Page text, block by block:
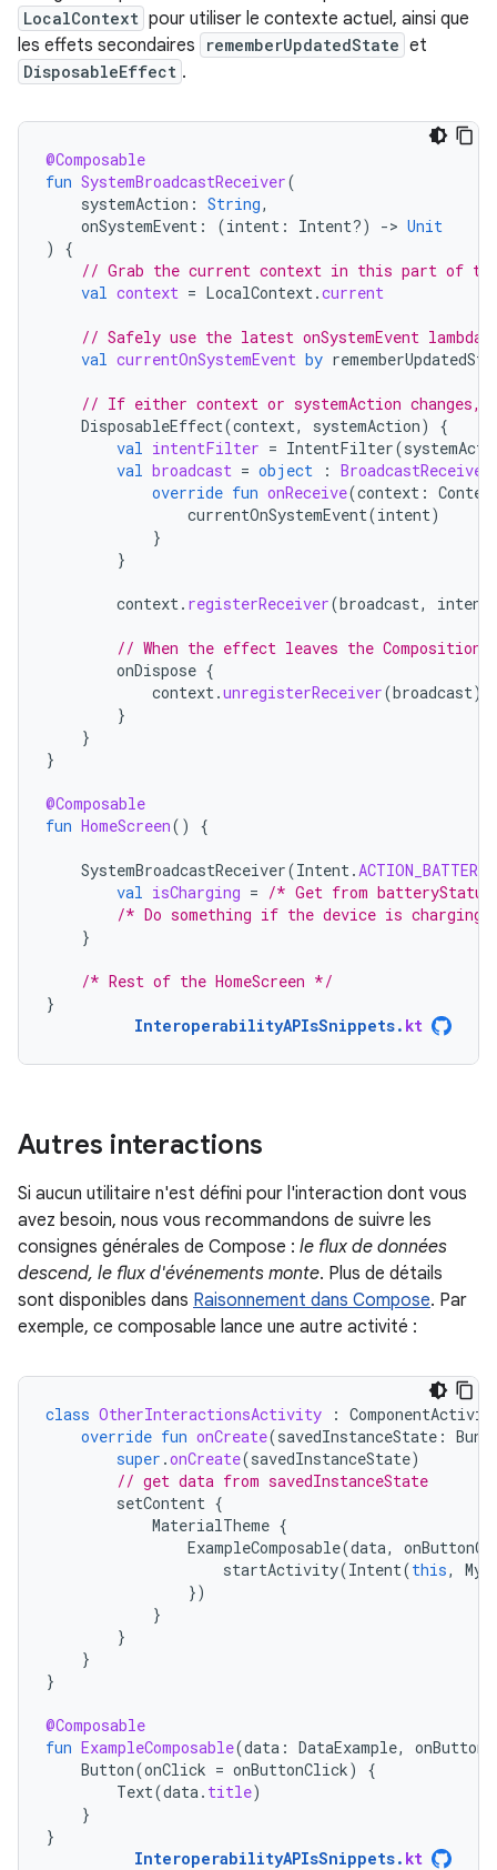
LocalContext pour utiliser le contexte actuel, ainsi que
les effets secondaires
rememberUpdatedState et
DisposableEffect .
@Composable
fun SystemBroadcastReceiver(
systemAction : String,
onSystemEvent : (intent : Intent?) -> Unit
)
{
// Grab the current context in this part of
val context = LocalContext.current
// Safely use the latest onSystemEvent
val currentOnSystemEvent by
// If either context or systemAction changes,
DisposableEffect(context, systemAction)
{
val intentFilter = IntentFilter(
val broadcast = object : BroadcastReceiver
override fun onReceive(context :
currentOnSystemEvent(intent)
}
}
context. registerReceiver(broadcast,
// When the effect leaves the Composition,
onDispose {
context.unregisterReceiver(broadcast)
}
}
}
@Composable
fun HomeScreen() {
SystemBroadcastReceiver(Intent.
val isCharging = /* Get from
/* Do something if the device is charging
}
/* Rest of the HomeScreen */
}
InteroperabilityAPIsSnippets. kt
Autres interactions
Si aucun utilitaire n'est défini pour l'interaction dont vous
avez besoin, nous vous recommandons de suivre les
consignes générales de Compose : le flux de données
descend, le flux d'événements monte. Plus de détails
sont disponibles dans Raisonnement dans Compose. Par
exemple, ce composable lance une autre activité :
class OtherInteractionsActivity :
override fun onCreate(savedInstanceState :
super .onCreate(savedInstanceState)
// get data from savedInstanceState
setContent {
MaterialTheme {
ExampleComposable(data,
startActivity(Intent(this,
})
}
}
}
}
@Composable
fun ExampleComposable(data : DataExample,
Button(onClick = onButtonClick)
{
Text(data. title)
}
}
InteroperabilityAPIsSnippets. kt